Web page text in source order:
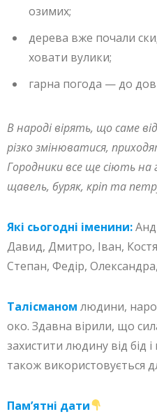
озимих;
дерева вже почали
ховати вулики;
гарна погода — до
В народі вірять, що саме
різко змінюватися,
Городники все ще сіють на
щавель, буряк, кріп та
Які сьогодні іменини:
Давид, Дмитро, Іван,
Степан, Федір,
Талісманом людини,
око. Здавна вірили, що
захистити людину від бід
також використовується
Пам’ятні дати